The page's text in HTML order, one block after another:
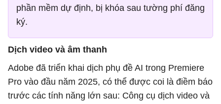
phần mềm dự định, bị khóa sau tường phí đăng
ký.
Dịch video và âm thanh
Adobe đã triển khai dịch phụ đề AI trong Premiere
Pro vào đầu năm 2025, có thể được coi là điềm báo
trước các tính năng lớn sau: Công cụ dịch video và